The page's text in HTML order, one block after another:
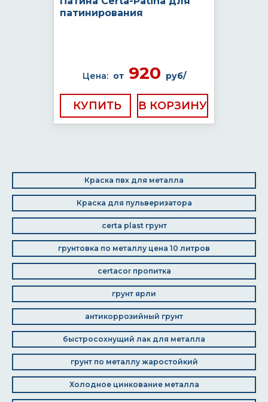
патинирования
Цена: от920 руб/
КУПИТЬ
Краска пвх для металла
Краска для пульверизатора
certa plast грунт
грунтовка по металлу цена 10 литров
certacor пропитка
грунт ярли
антикоррозийный грунт
быстросохнущий лак для металла
грунт по металлу жаростойкий
Холодное цинкование металла